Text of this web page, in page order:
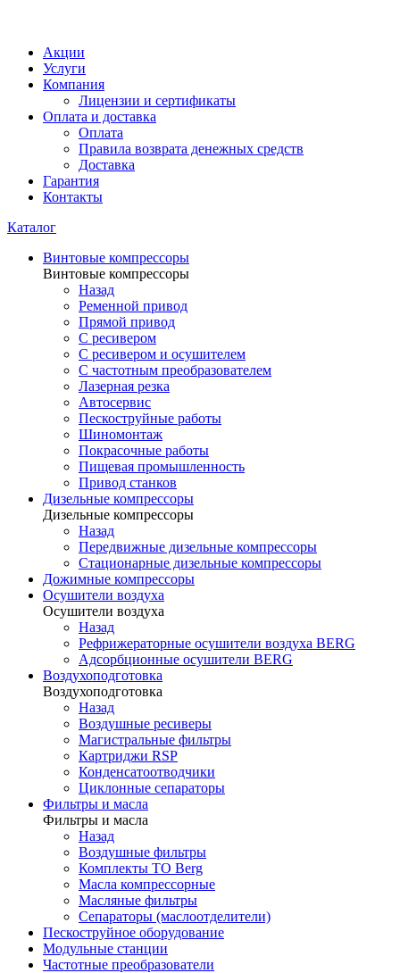
Акции
Услуги
Компания
Лицензии и сертификаты
Оплата и доставка
Оплата
Правила возврата денежных средств
Доставка
Гарантия
Контакты
Каталог
Винтовые компрессоры
Винтовые компрессоры
Назад
Ременной привод
Прямой привод
С ресивером
С ресивером и осушителем
С частотным преобразователем
Лазерная резка
Автосервис
Пескоструйные работы
Шиномонтаж
Покрасочные работы
Пищевая промышленность
Привод станков
Дизельные компрессоры
Дизельные компрессоры
Назад
Передвижные дизельные компрессоры
Стационарные дизельные компрессоры
Дожимные компрессоры
Осушители воздуха
Осушители воздуха
Назад
Рефрижераторные осушители воздуха BERG
Адсорбционные осушители BERG
Воздухоподготовка
Воздухоподготовка
Назад
Воздушные ресиверы
Магистральные фильтры
Картриджи RSP
Конденсатоотводчики
Циклонные сепараторы
Фильтры и масла
Фильтры и масла
Назад
Воздушные фильтры
Комплекты ТО Berg
Масла компрессорные
Масляные фильтры
Сепараторы (маслоотделители)
Пескоструйное оборудование
Модульные станции
Частотные преобразователи